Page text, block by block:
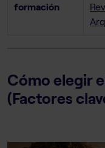
formación
Cómo elegir
(Factores